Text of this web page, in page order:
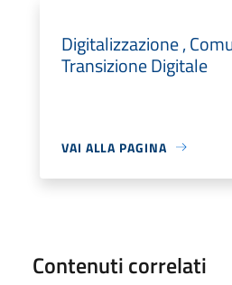
Digitalizzazione ,
Transizione Digitale
VAI ALLA PAGINA
Contenuti correlati